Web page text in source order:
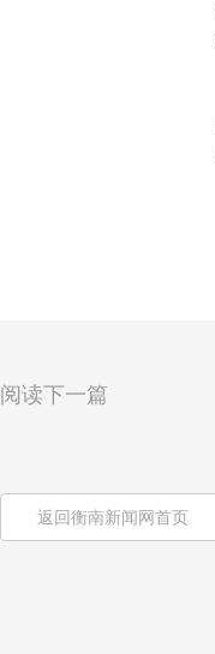
阅读下一篇
返回衡南新闻网首页